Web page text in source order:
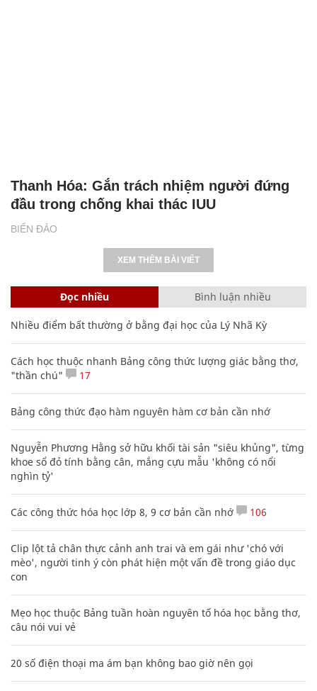
BIỂN ĐẢO
Thanh Hóa: Gắn trách nhiệm người đứng
đầu trong chống khai thác IUU
XEM THÊM BÀI VIẾT
Đọc nhiều Bình luận nhiều
Nhiều điểm bất thường ở bằng đại học của Lý Nhã Kỳ
Cách học thuộc nhanh Bảng công thức lượng giác bằng thơ,
"thần chú"
17
Bảng công thức đạo hàm nguyên hàm cơ bản cần nhớ
Nguyễn Phương Hằng sở hữu khối tài sản "siêu khủng", từng
khoe sổ đỏ tính bằng cân, mắng cựu mẫu 'không có nổi
nghìn tỷ'
Các công thức hóa học lớp 8, 9 cơ bản cần nhớ 106
Clip lột tả chân thực cảnh anh trai và em gái như 'chó với
mèo', người tinh ý còn phát hiện một vấn đề trong giáo dục
con
Mẹo học thuộc Bảng tuần hoàn nguyên tố hóa học bằng thơ,
câu nói vui vẻ
20 số điện thoại ma ám bạn không bao giờ nên gọi